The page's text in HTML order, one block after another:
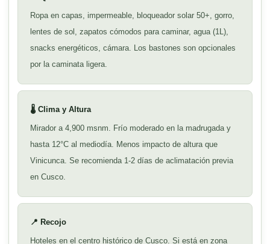
Ropa en capas, impermeable, bloqueador solar 50+, gorro,
lentes de sol, zapatos cómodos para caminar, agua (1L),
snacks energéticos, cámara. Los bastones son opcionales
por la caminata ligera.
🌡️ Clima y Altura
Mirador a 4,900 msnm. Frío moderado en la madrugada y
hasta 12°C al mediodía. Menos impacto de altura que
Vinicunca. Se recomienda 1-2 días de aclimatación previa
en Cusco.
📍 Recojo
Hoteles en el centro histórico de Cusco. Si está en zona